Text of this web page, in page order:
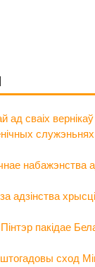
ад сваіх
служэньнях
набажэнства
адзінства
пакідае
сход